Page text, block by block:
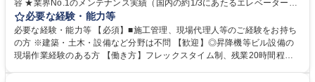
容 ★業界No.1のメンテナンス実績（国内の約1/3にあたるエレベーター）
★ 新設・既設ビルにおける、設備工事の施工管理・監督として、見積り査
定・工程管理・コスト管理・試験調整取りまとめを行っていただきます。
【入社後】設備知見が浅い方は、まずは新設の案件をおまかせして、全体
の工程を習得しながらスキルアップいただける環境です。慣れてきたら、
必要な経験・能力等
必要な経験・能力等 【必須】■施工管理、現場代理人等のご経験をお持ち
の方 ※建築・土木・設備など分野は不問 【歓迎】◎昇降機等ビル設備の
現場作業経験のある方 【働き方】フレックスタイム制、残業20時間程